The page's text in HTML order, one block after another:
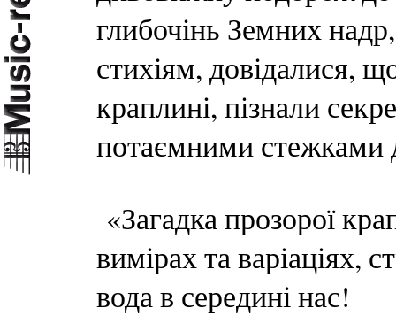
глибочінь Земних
стихіям, довідалися,
краплині, пізнали
потаємними стежками
«Загадка прозорої
вимірах та варіаціях,
вода в середині нас!